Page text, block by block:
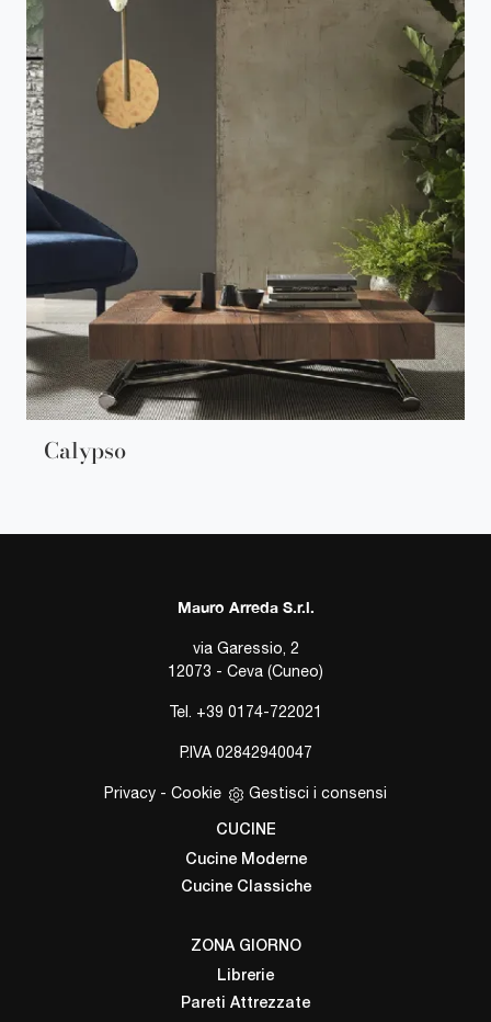
Calypso
Mauro Arreda S.r.l.
via Garessio, 2
12073 - Ceva (Cuneo)
Tel. +39 0174-722021
P.IVA 02842940047
Privacy - Cookie Gestisci i consensi
CUCINE
Cucine Moderne
Cucine Classiche
ZONA GIORNO
Librerie
Pareti Attrezzate